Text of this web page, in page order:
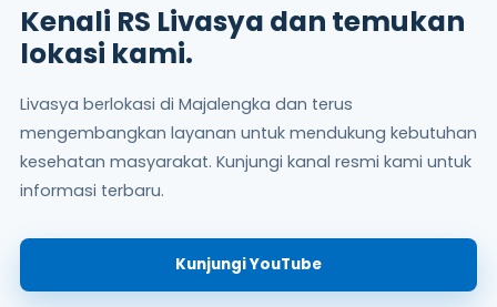
Kenali RS Livasya dan temukan
lokasi kami.
Livasya berlokasi di Majalengka dan terus
mengembangkan layanan untuk mendukung kebutuhan
kesehatan masyarakat. Kunjungi kanal resmi kami untuk
informasi terbaru.
Kunjungi YouTube